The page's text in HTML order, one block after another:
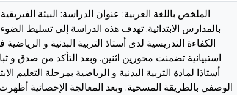
الملخص باللغة العربية: عنوان الدراسة: البيئة
بالمدارس الابتدائية. تهدف هذه الدراسة إلى تسليط
الكفاءة التدريسية لدى أستاذ التربية البدنية و
أستاذا لمادة التربية البدنية و الرياضية بمرحلة
الوصفي بالطريقة المسحية. وبعد المعالجة الإحصائية أظهرت